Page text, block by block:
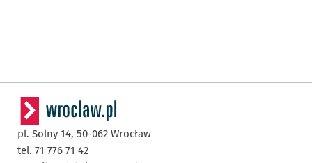
pl. Solny 14, 50-062 Wrocław
tel. 71 776 71 42